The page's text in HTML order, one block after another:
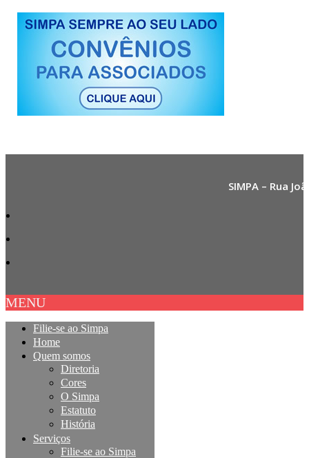
SIMPA – Rua
MENU
Filie-se ao Simpa
Home
Quem somos
Diretoria
Cores
O Simpa
Estatuto
História
Serviços
Filie-se ao Simpa